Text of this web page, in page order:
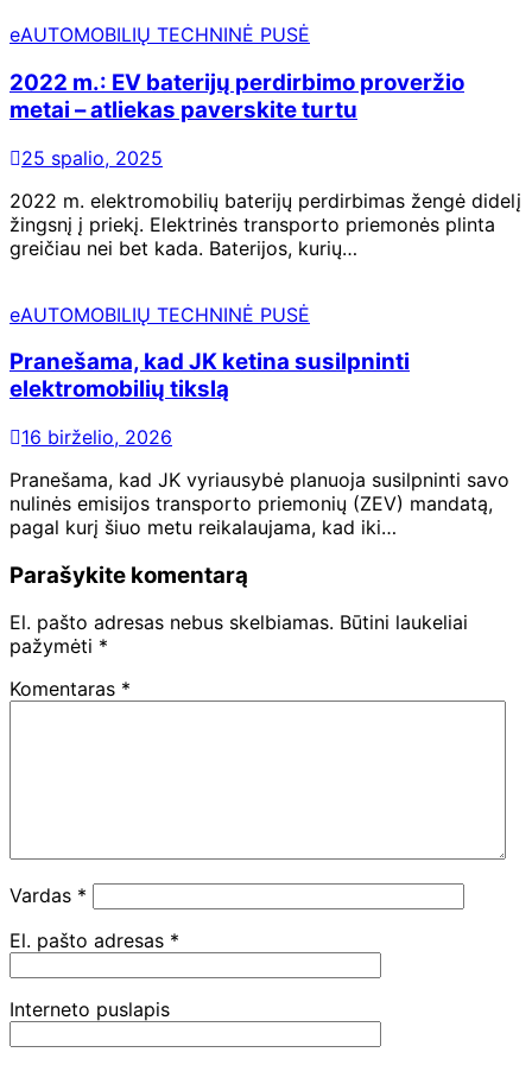
eAUTOMOBILIŲ TECHNINĖ PUSĖ
2022 m.: EV baterijų perdirbimo proveržio
metai – atliekas paverskite turtu
25 spalio, 2025
2022 m. elektromobilių baterijų perdirbimas žengė didelį
žingsnį į priekį. Elektrinės transporto priemonės plinta
greičiau nei bet kada. Baterijos, kurių…
eAUTOMOBILIŲ TECHNINĖ PUSĖ
Pranešama, kad JK ketina susilpninti
elektromobilių tikslą
16 birželio, 2026
Pranešama, kad JK vyriausybė planuoja susilpninti savo
nulinės emisijos transporto priemonių (ZEV) mandatą,
pagal kurį šiuo metu reikalaujama, kad iki…
Parašykite komentarą
El. pašto adresas nebus skelbiamas. Būtini laukeliai
pažymėti *
Komentaras *
Vardas *
El. pašto adresas *
Interneto puslapis